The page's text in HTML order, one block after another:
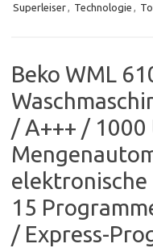
Superleiser, Technologie ,
Beko WML
/ A+++ / 1000
15
/ Express-